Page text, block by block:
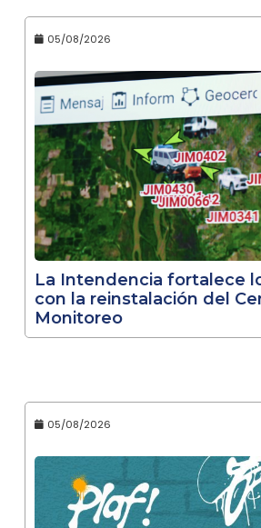
05/08/2026
La Intendencia fortalece
con la reinstalación del
Monitoreo
05/08/2026